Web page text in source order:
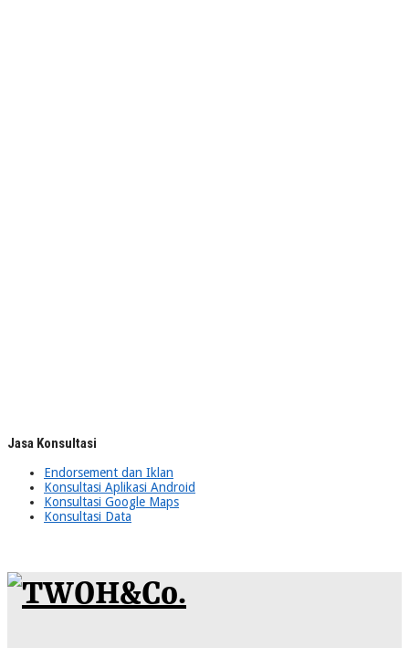
Jasa Konsultasi
Endorsement dan Iklan
Konsultasi Aplikasi Android
Konsultasi Google Maps
Konsultasi Data